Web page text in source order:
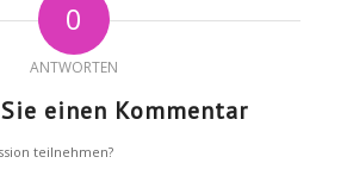
0
ANTWORTEN
einen Kommentar
teilnehmen?